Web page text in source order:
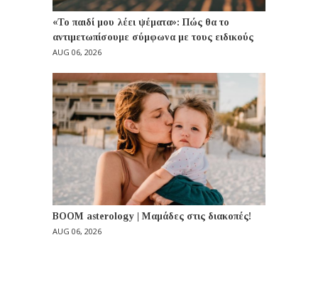
«Το παιδί μου λέει ψέματα»: Πώς θα το
αντιμετωπίσουμε σύμφωνα με τους ειδικούς
AUG 06, 2026
BOOM asterology | Μαμάδες στις διακοπές!
AUG 06, 2026